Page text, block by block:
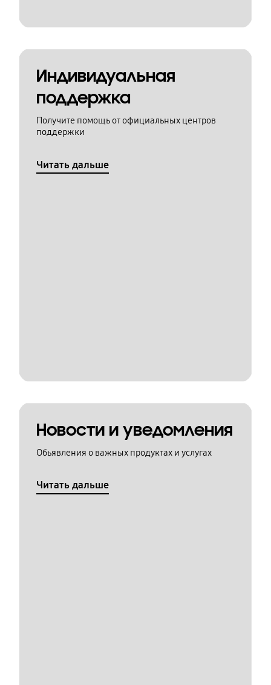
Индивидуальная
поддержка
Получите помощь от официальных центров
поддержки
Читать дальше
Новости и уведомления
Обьявления о важных продуктах и услугах
Читать дальше